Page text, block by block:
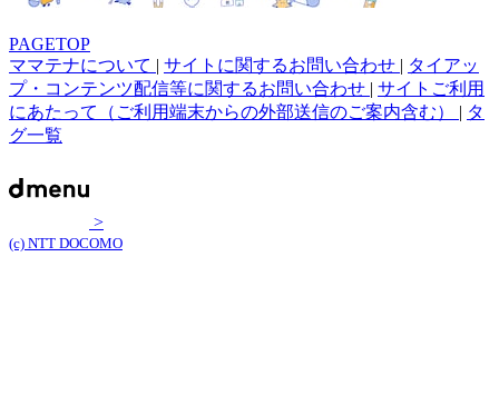
PAGETOP
ママテナについて | サイトに関するお問い合わせ | タイアッ
プ・コンテンツ配信等に関するお問い合わせ | サイトご利用
にあたって（ご利用端末からの外部送信のご案内含む） | タ
グ一覧
>
(c) NTT DOCOMO